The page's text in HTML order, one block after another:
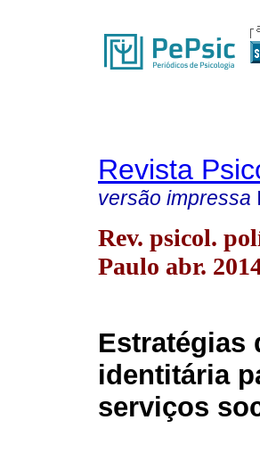
Revista
versão impressa
Rev. psicol.
Paulo abr.
Estratégias
identitária
serviços